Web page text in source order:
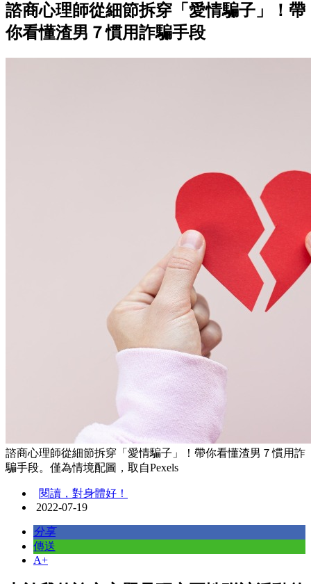
諮商心理師從細節拆穿「愛情騙子」！帶
你看懂渣男７慣用詐騙手段
諮商心理師從細節拆穿「愛情騙子」！帶你看懂渣男７慣用詐
騙手段。僅為情境配圖，取自Pexels
閱讀，對身體好！
2022-07-19
分享
傳送
A+